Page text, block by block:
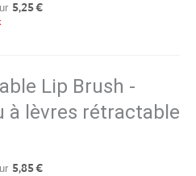
5,25€
Lip Brush -
à lèvres rétractable
5,85€